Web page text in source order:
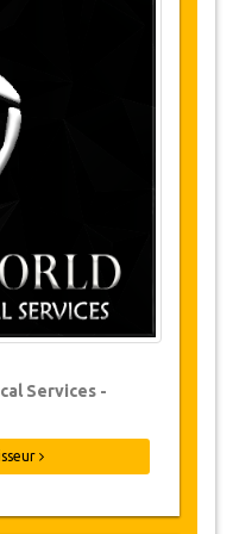
pour plus
moins 3 jours à
de frais même si la
Services -